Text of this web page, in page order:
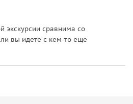
экскурсии сравнима со
вы идете с кем-то еще